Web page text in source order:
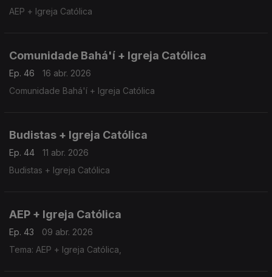
AEP + Igreja Católica
Comunidade Bahá'í + Igreja Católica
Ep. 46
16 abr. 2026
Comunidade Bahá'í + Igreja Católica
Budistas + Igreja Católica
Ep. 44
11 abr. 2026
Budistas + Igreja Católica
AEP + Igreja Católica
Ep. 43
09 abr. 2026
Tema: AEP + Igreja Católica,